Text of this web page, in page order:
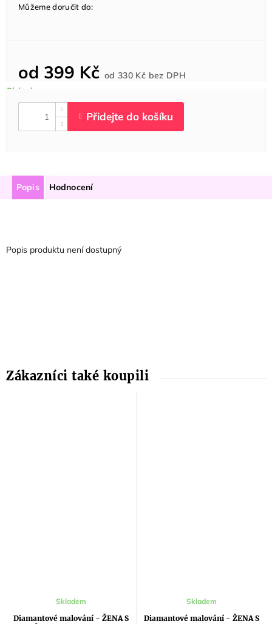
od 399 Kč od330 Kč bez DPHcena:
Můžeme doručit do:
Popis Hodnocení
Popis produktu není dostupný
Diamantové malování - ŽENA S
Skladem
Diamantové malování - ŽENA S
Skladem